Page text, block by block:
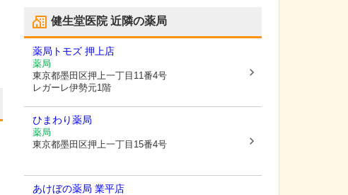
健生堂医院近隣の薬局
薬局トモズ 押上店
薬局
東京都墨田区押上一丁目11番4号
レガーレ伊勢元1階
ひまわり薬局
薬局
東京都墨田区押上一丁目15番4号
あけぼの薬局 業平店